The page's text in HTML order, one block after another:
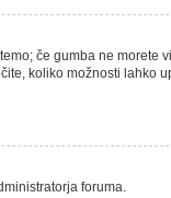
če gumba ne morete
koliko možnosti lahko
foruma.